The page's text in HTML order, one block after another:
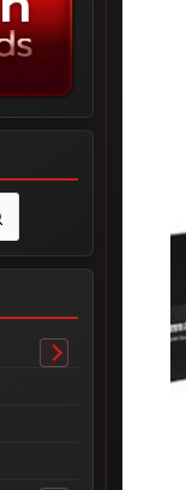
Toggle